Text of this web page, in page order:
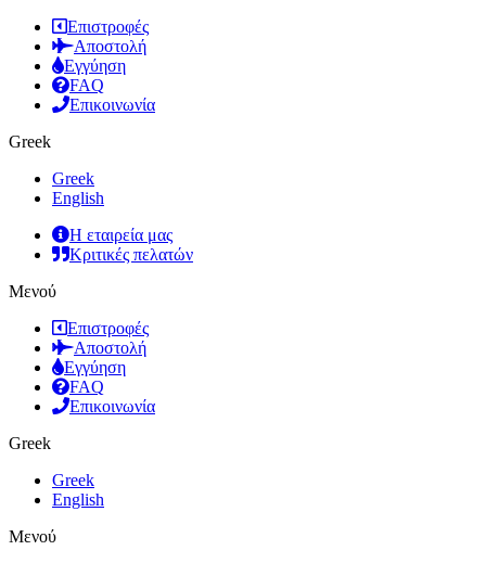
Επιστροφές
Αποστολή
Εγγύηση
FAQ
Επικοινωνία
Greek
Greek
English
Η εταιρεία μας
Κριτικές πελατών
Μενού
Επιστροφές
Αποστολή
Εγγύηση
FAQ
Επικοινωνία
Greek
Greek
English
Μενού